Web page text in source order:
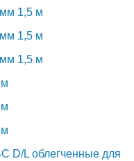
1,5 м
1,5 м
1,5 м
D/L облегченные для